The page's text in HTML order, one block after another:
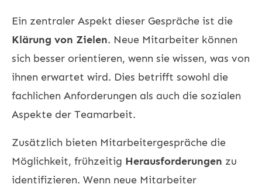
Ein zentraler Aspekt dieser Gespräche ist die
Klärung von Zielen. Neue Mitarbeiter können
sich besser orientieren, wenn sie wissen, was von
ihnen erwartet wird. Dies betrifft sowohl die
fachlichen Anforderungen als auch die sozialen
Aspekte der Teamarbeit.
Zusätzlich bieten Mitarbeitergespräche die
Möglichkeit, frühzeitig Herausforderungen zu
identifizieren. Wenn neue Mitarbeiter